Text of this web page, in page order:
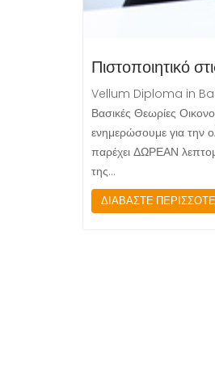
Πιστοποιητικό
Vellum Diploma in
Βασικές Θεωρίες
ενημερώσουμε για
παρέχει ΔΩΡΕΑΝ
της…
ΔΙΑΒΑΣΤΕ